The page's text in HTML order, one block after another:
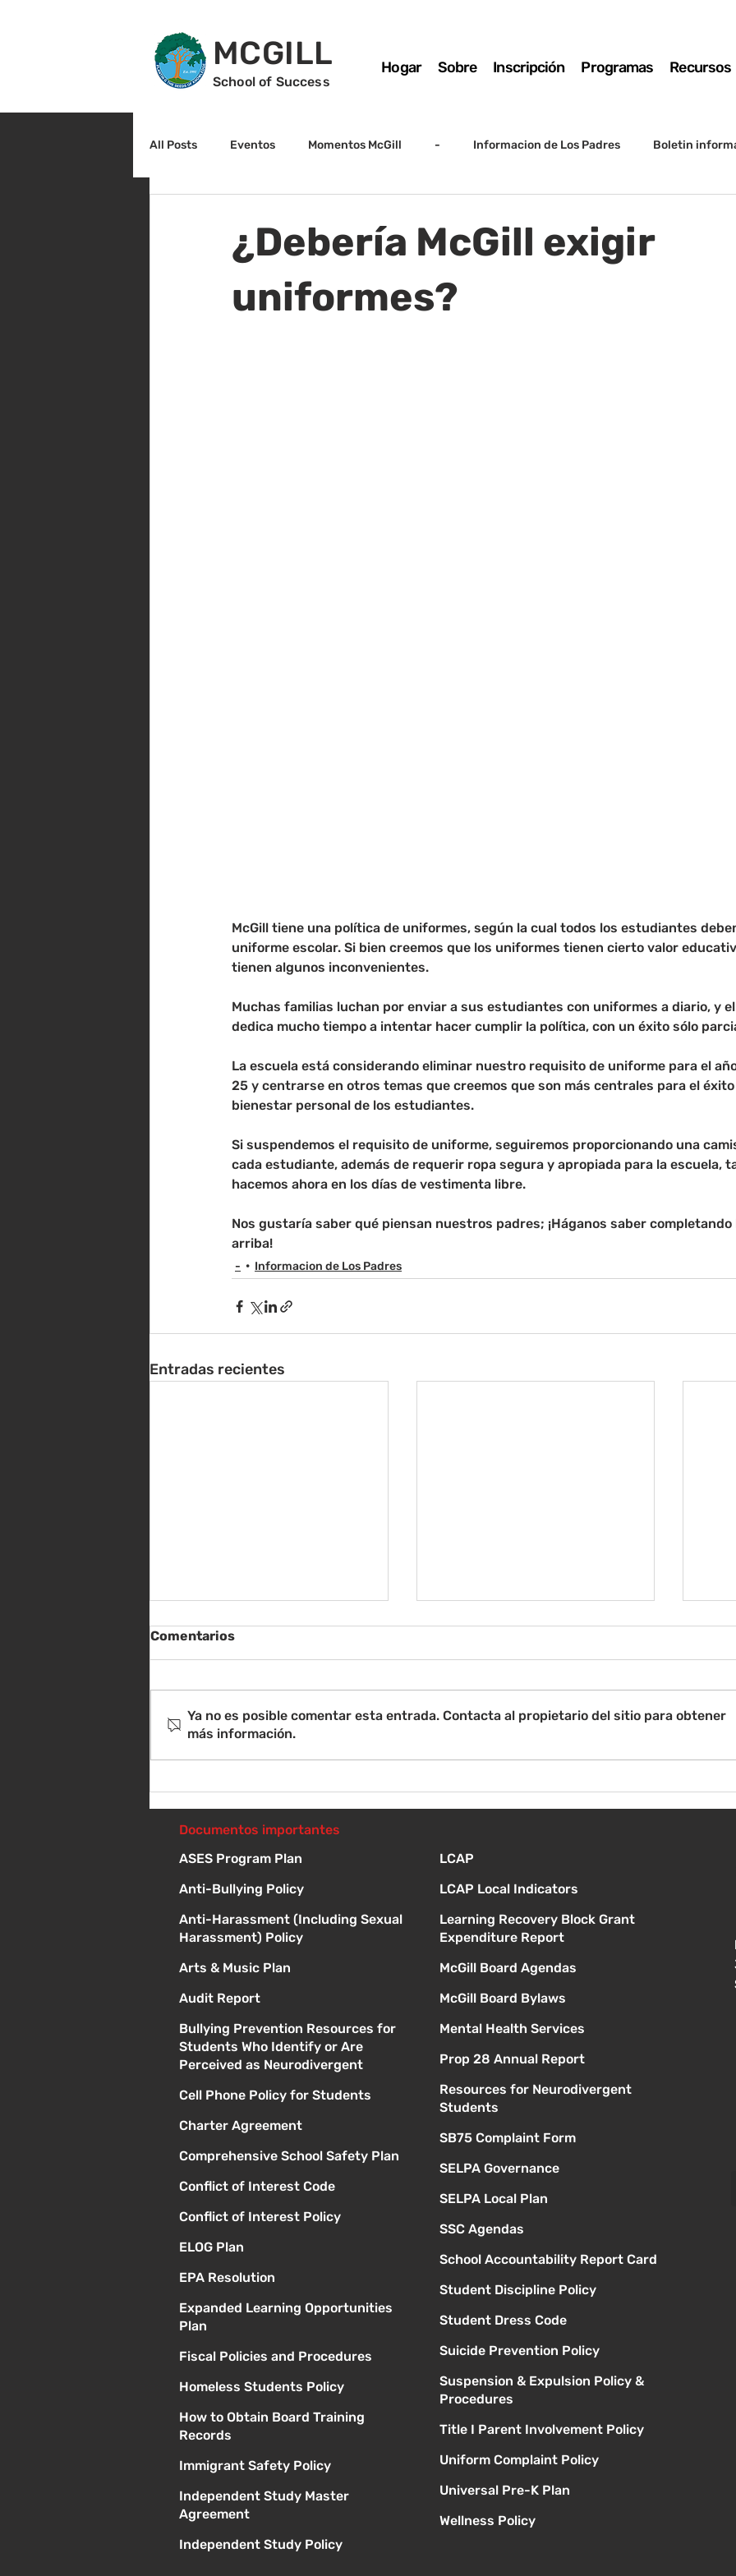
MCGILL
School of Success
Hogar Sobre Inscripción Programas Recursos
All Posts Eventos Momentos McGill - Informacion de Los Padres Boletin
¿Debería McGill exigir
uniformes?
McGill tiene una política de uniformes, según la cual todos los estudiantes
uniforme escolar. Si bien creemos que los uniformes tienen cierto valor
tienen algunos inconvenientes.
Muchas familias luchan por enviar a sus estudiantes con uniformes a diario, y
dedica mucho tiempo a intentar hacer cumplir la política, con un éxito sólo
La escuela está considerando eliminar nuestro requisito de uniforme para el
25 y centrarse en otros temas que creemos que son más centrales para el
bienestar personal de los estudiantes.
Si suspendemos el requisito de uniforme, seguiremos proporcionando una
cada estudiante, además de requerir ropa segura y apropiada para la escuela,
hacemos ahora en los días de vestimenta libre.
Nos gustaría saber qué piensan nuestros padres; ¡Háganos saber
arriba!
- Informacion de Los Padres
Entradas recientes
Sábado 8 de agosto -
Instrucciones para la
Comentarios
Ya no es posible comentar esta entrada. Contacta al propietario del sitio para obtener
más información.
Documentos importantes
ASES Program Plan
Anti-Bullying Policy
Anti-Harassment (Including Sexual
Harassment) Policy
Arts & Music Plan
Audit Report
Bullying Prevention Resources for
Students Who Identify or Are
Perceived as Neurodivergent
Cell Phone Policy for Students
Charter Agreement
Comprehensive School Safety Plan
Conflict of Interest Code
Conflict of Interest Policy
ELOG Plan
EPA Resolution
Expanded Learning Opportunities
Plan
Fiscal Policies and Procedures
Homeless Students Policy
How to Obtain Board Training
Records
Immigrant Safety Policy
Independent Study Master
Agreement
Independent Study Policy
LCAP
LCAP Local Indicators
Learning Recovery Block Grant
Expenditure Report
McGill Board Agendas
McGill Board Bylaws
Mental Health Services
Prop 28 Annual Report
Resources for Neurodivergent
Students
SB75 Complaint Form
SELPA Governance
SELPA Local Plan
SSC Agendas
School Accountability Report Card
Student Discipline Policy
Student Dress Code
Suicide Prevention Policy
Suspension & Expulsion Policy &
Procedures
Title I Parent Involvement Policy
Uniform Complaint Policy
Universal Pre-K Plan
Wellness Policy